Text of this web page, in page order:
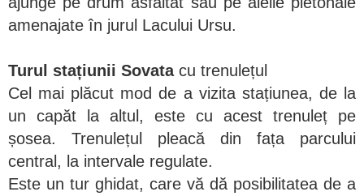
amenajate în jurul Lacului Ursu.
Turul stațiunii Sovatacu trenulețul
Cel mai plăcut mod de a vizita stațiunea, de la
un capăt la altul, este cu acest trenuleț pe
șosea. Trenulețul pleacă din fața parcului
central, la intervale regulate.
Este un tur ghidat, care vă dă posibilitatea de a